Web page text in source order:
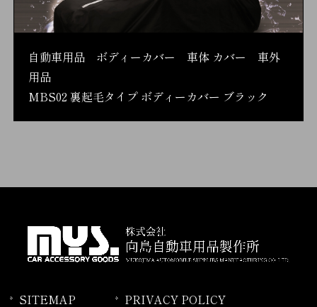
自動車用品 ボディーカバー 車体 カバー 車外
用品
MBS02 裏起毛タイプ ボディーカバー ブラック
SITEMAP PRIVACY POLICY